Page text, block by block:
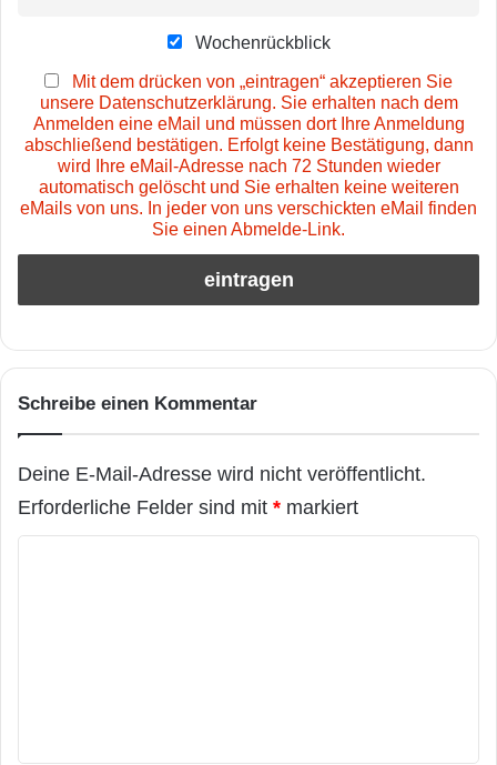
Wochenrückblick
Mit dem drücken von „eintragen“ akzeptieren Sie
unsere Datenschutzerklärung. Sie erhalten nach dem
Anmelden eine eMail und müssen dort Ihre Anmeldung
abschließend bestätigen. Erfolgt keine Bestätigung, dann
wird Ihre eMail-Adresse nach 72 Stunden wieder
automatisch gelöscht und Sie erhalten keine weiteren
eMails von uns. In jeder von uns verschickten eMail finden
Sie einen Abmelde-Link.
Schreibe einen Kommentar
Deine E-Mail-Adresse wird nicht veröffentlicht.
Erforderliche Felder sind mit * markiert